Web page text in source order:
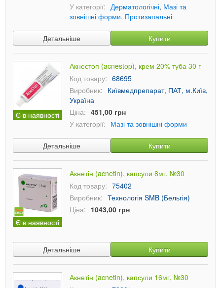
У категорії: Дерматологічні, Мазі та
зовнішні форми, Протизапальні
Детальніше Купити
Є в наявності
Акнестоп (acnestop), крем 20% туба 30 г
Код товару: 68695
Виробник: Київмедпрепарат, ПАТ, м.Київ,
Україна
Ціна: 451,00 грн
У категорії: Мазі та зовнішні форми
Детальніше Купити
Є в наявності
Акнетін (acnetin), капсули 8мг, №30
Код товару: 75402
Виробник: Технологія SMB (Бельгія)
Ціна: 1043,00 грн
Детальніше Купити
Акнетін (acnetin), капсули 16мг, №30